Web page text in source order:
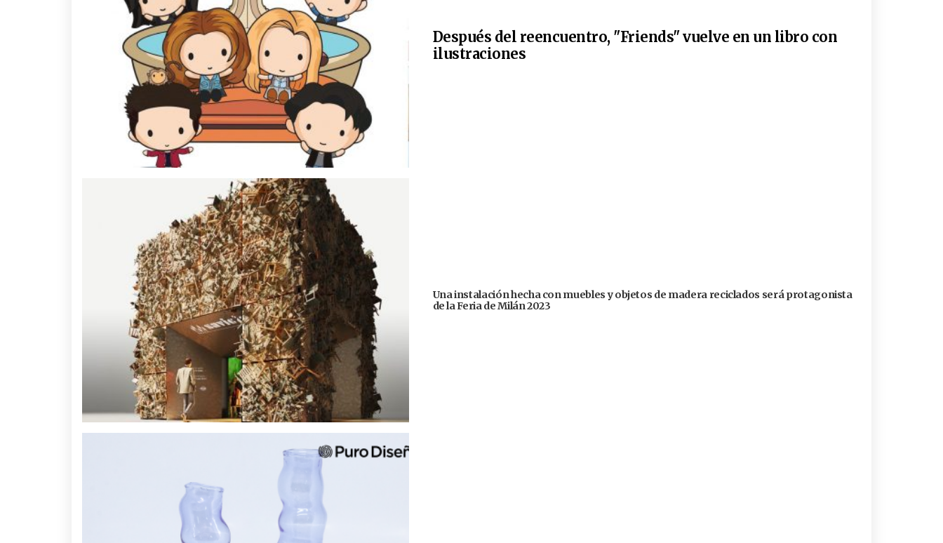
Después del reencuentro, "Friends" vuelve en un libro con
ilustraciones
Una instalación hecha con muebles y objetos de madera reciclados será protagonista
de la Feria de Milán 2023